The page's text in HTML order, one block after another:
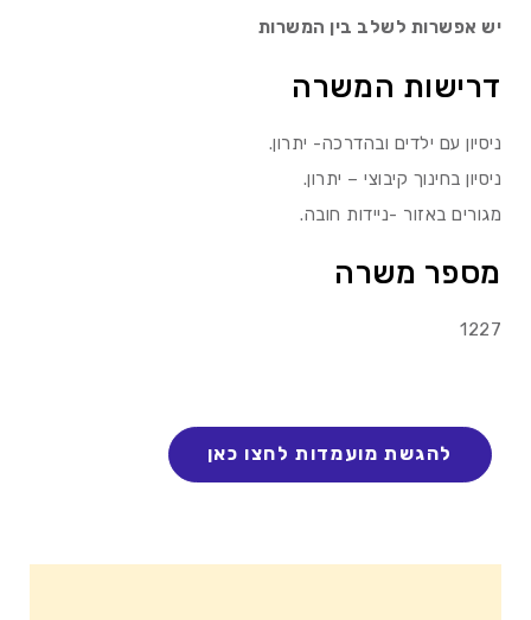
יש אפשרות לשלב בין המשרות
דרישות המשרה
ניסיון עם ילדים ובהדרכה- יתרון.
ניסיון בחינוך קיבוצי – יתרון.
מגורים באזור -ניידות חובה.
מספר משרה
1227